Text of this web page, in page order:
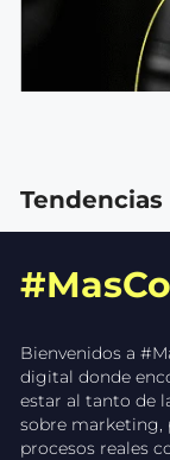
Tendencias
#MasCo
Bienvenidos a
digital donde
estar al tanto de
sobre marketing,
procesos reales